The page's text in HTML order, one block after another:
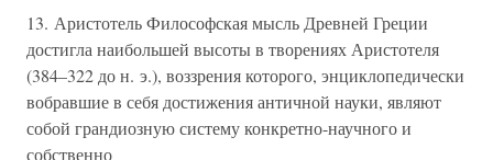
13. Аристотель Философская мысль Древней Греции
достигла наибольшей высоты в творениях Аристотеля
(384–322 до н. э.), воззрения которого, энциклопедически
вобравшие в себя достижения античной науки, являют
собой грандиозную систему конкретно-научного и
собственно